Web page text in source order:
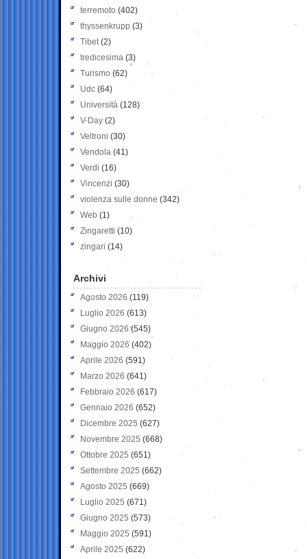
terremoto (402)
thyssenkrupp (3)
Tibet(2)
tredicesima (3)
Turismo (62)
Udc (64)
Università (128)
V-Day (2)
Veltroni (30)
Vendola (41)
Verdi (16)
Vincenzi (30)
violenza sulle donne (342)
Web (1)
Zingaretti (10)
zingari (14)
Archivi
Agosto 2026 (119)
Luglio 2026 (613)
Giugno 2026 (545)
Maggio 2026 (402)
Aprile 2026 (591)
Marzo 2026 (641)
Febbraio 2026 (617)
Gennaio 2026 (652)
Dicembre 2025 (627)
Novembre 2025 (668)
Ottobre 2025 (651)
Settembre 2025 (662)
Agosto 2025 (669)
Luglio 2025 (671)
Giugno 2025 (573)
Maggio 2025 (591)
Aprile 2025 (622)